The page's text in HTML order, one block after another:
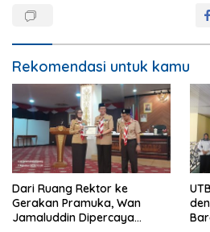
Rekomendasi untuk kamu
Dari Ruang Rektor ke
Gerakan Pramuka, Wan
Jamaluddin Dipercaya